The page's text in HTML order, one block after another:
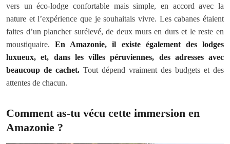
vers un éco-lodge confortable mais simple, en accord avec la
nature et l’expérience que je souhaitais vivre. Les cabanes étaient
faites d’un plancher surélevé, de deux murs en durs et le reste en
moustiquaire.En Amazonie, il existe également des lodges
luxueux, et, dans les villes péruviennes, des adresses avec
beaucoup de cachet. Tout dépend vraiment des budgets et des
attentes de chacun.
Comment as-tu vécu cette immersion en
Amazonie ?